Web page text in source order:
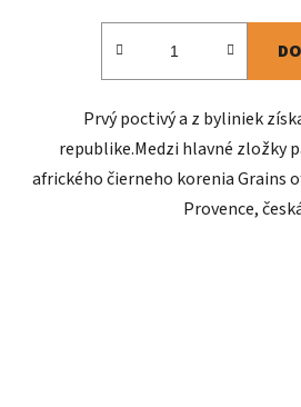
Prvý poctivý a z byliniek
republike.Medzi hlavné zložky
afrického čierneho korenia Grains
Provence,